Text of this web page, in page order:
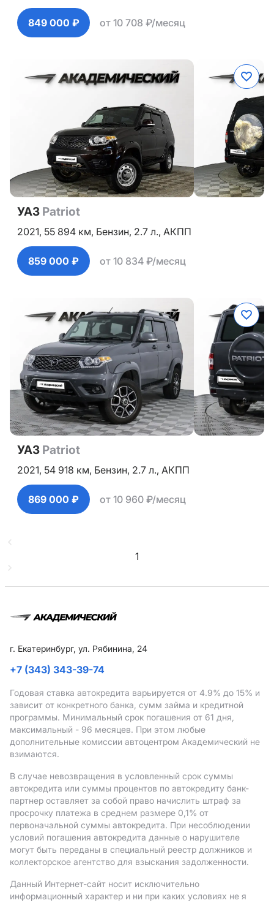
849 000 ₽ от 10 708 ₽/месяц
УАЗ Patriot
2021, 55 894 км, Бензин, 2.7 л., АКПП
859 000 ₽ от 10 834 ₽/месяц
УАЗ Patriot
2021, 54 918 км, Бензин, 2.7 л., АКПП
869 000 ₽ от 10 960 ₽/месяц
1
г. Екатеринбург, ул. Рябинина, 24
+7 (343) 343-39-74
Годовая ставка автокредита варьируется от 4.9% до 15% и
зависит от конкретного банка, сумм займа и кредитной
программы. Минимальный срок погашения от 61 дня,
максимальный - 96 месяцев. При этом любые
дополнительные комиссии автоцентром Академический не
взимаются.
В случае невозвращения в условленный срок суммы
автокредита или суммы процентов по автокредиту банк-
партнер оставляет за собой право начислить штраф за
просрочку платежа в среднем размере 0,1% от
первоначальной суммы автокредита. При несоблюдении
условий погашения автокредита данные о нарушителе
могут быть переданы в специальный реестр должников и
коллекторское агентство для взыскания задолженности.
Данный Интернет-сайт носит исключительно
информационный характер и ни при каких условиях не я